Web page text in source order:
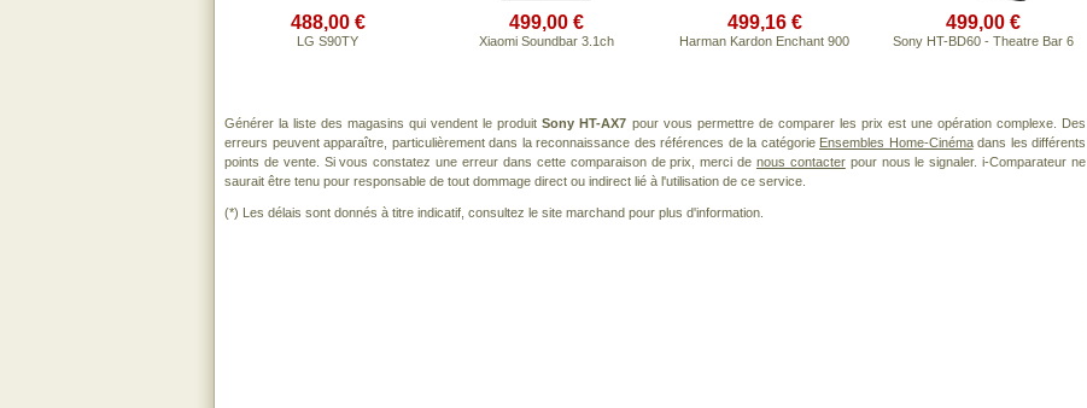
488,00 €
LG S90TY
499,00 €
Xiaomi Soundbar 3.1ch
499,16 €
Harman Kardon Enchant 900
499,00 €
Sony HT-BD60 - Theatre Bar 6
Générer la liste des magasins qui vendent le produitSony HT-AX7 pour vous permettre de comparer les prix est une opération complexe. Des
erreurs peuvent apparaître, particulièrement dans la reconnaissance des références de la catégorie Ensembles Home-Cinémadans les différents
points de vente. Si vous constatez une erreur dans cette comparaison de prix, merci de nous contacterpour nous le signaler. i-Comparateur ne
saurait être tenu pour responsable de tout dommage direct ou indirect lié à l'utilisation de ce service.
(*) Les délais sont donnés à titre indicatif, consultez le site marchand pour plus d'information.